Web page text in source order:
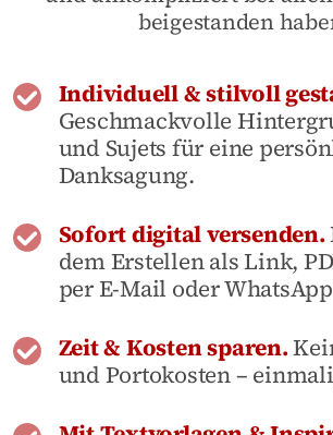
beigestanden
Individuell & stilvoll
Geschmackvolle
und Sujets für eine
Danksagung.
Sofort digital versenden.
dem Erstellen als Link,
per E-Mail oder
Zeit & Kosten sparen.
und Portokosten –